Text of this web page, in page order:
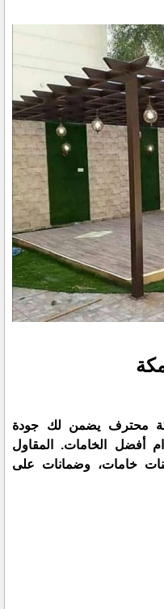
محترف يضمن لك جودة
أفضل الخامات. المقاول
خامات، وضمانات على